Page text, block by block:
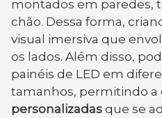
montados em paredes,
chão. Dessa forma,
visual imersiva que
os lados. Além disso,
painéis de LED em
tamanhos, permitindo a
personalizadas que se